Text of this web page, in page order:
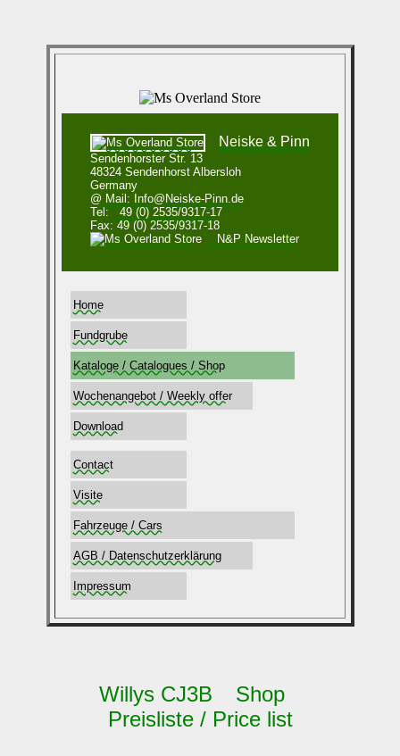
Neiske & Pinn
Sendenhorster Str. 13
48324 Sendenhorst Albersloh
Germany
@ Mail: Info@Neiske-Pinn.de
Tel: 49 (0) 2535/9317-17
Fax: 49 (0) 2535/9317-18
N&P Newsletter
Home
Fundgrube
Kataloge / Catalogues / Shop
Wochenangebot / Weekly offer
Download
Contact
Visite
Fahrzeuge / Cars
AGB / Datenschutzerklärung
Impressum
Willys CJ3B Shop
Preisliste / Price list